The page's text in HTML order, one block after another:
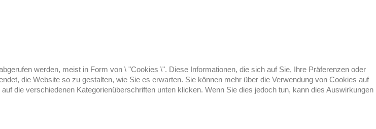
werden, meist in Form von \ "Cookies \". Diese Informationen, die sich auf Sie, Ihre Präferenzen oder
die Website so zu gestalten, wie Sie es erwarten. Sie können mehr über die Verwendung von Cookies auf
die verschiedenen Kategorienüberschriften unten klicken. Wenn Sie dies jedoch tun, kann dies Auswirkungen